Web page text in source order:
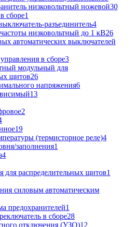
низковольтный ножевой30
сборе1
разъединитель4
низковольтный до 1 кВ26
автоматических выключателей
в сборе3
модульный для
щитов26
напряжения6
13
2
19
(термисторное реле)4
заполнения1
4
для распределительных щитов1
силовым автоматическим
предохранителей1
в сборе28
отключения (УЗО)12